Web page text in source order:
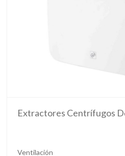
Extractores Centrífugos
Ventilación